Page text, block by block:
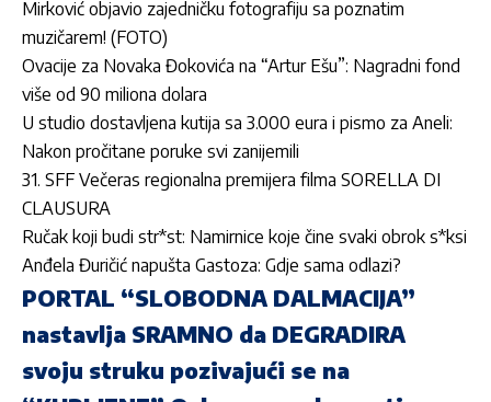
Mirković objavio zajedničku fotografiju sa poznatim
muzičarem! (FOTO)
Ovacije za Novaka Đokovića na “Artur Ešu”: Nagradni fond
više od 90 miliona dolara
U studio dostavljena kutija sa 3.000 eura i pismo za Aneli:
Nakon pročitane poruke svi zanijemili
31. SFF Večeras regionalna premijera filma SORELLA DI
CLAUSURA
Ručak koji budi str*st: Namirnice koje čine svaki obrok s*ksi
Anđela Đuričić napušta Gastoza: Gdje sama odlazi?
PORTAL “SLOBODNA DALMACIJA”
nastavlja SRAMNO da DEGRADIRA
svoju struku pozivajući se na